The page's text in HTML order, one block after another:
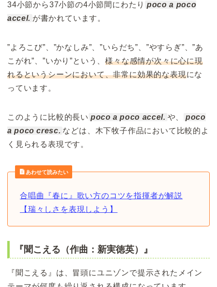
34小節から37小節の4小節間にわたり poco a poco
accel. が書かれています。
”よろこび”、”かなしみ”、”いらだち”、”やすらぎ”、”あ
こがれ”、”いかり”という、様々な感情が次々に心に現
れるというシーンにおいて、非常に効果的な表現にな
っています。
このように比較的長い poco a poco accel. や、
poco
a poco cresc. などは、木下牧子作品において比較的よ
く見られる表現です。
あわせて読みたい
合唱曲『春に』歌い方のコツを指揮者が解説
【瑞々しさを表現しよう】
『聞こえる（作曲：新実徳英）』
『聞こえる』は、冒頭にユニゾンで提示されたメイン